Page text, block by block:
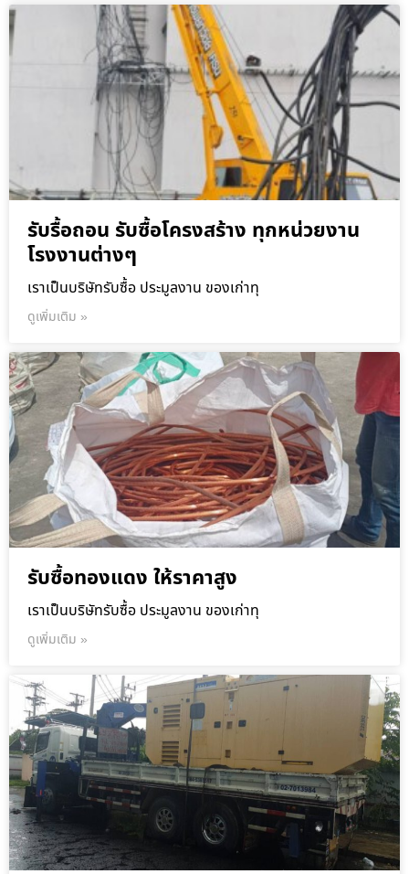
รับรื้อถอน รับซื้อโครงสร้าง ทุกหน่วยงาน
โรงงานต่างๆ
เราเป็นบริษัทรับซื้อ ประมูลงาน ของเก่าทุ
ดูเพิ่มเติม »
รับซื้อทองแดง ให้ราคาสูง
เราเป็นบริษัทรับซื้อ ประมูลงาน ของเก่าทุ
ดูเพิ่มเติม »